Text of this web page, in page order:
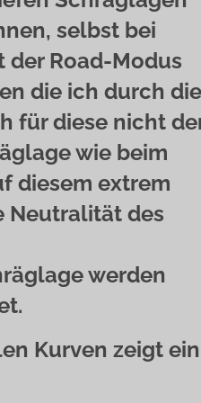
selbst bei
der Road-Modus
die ich durch die
für diese nicht
wie beim
diesem extrem
Neutralität des
werden
Kurven zeigt ein